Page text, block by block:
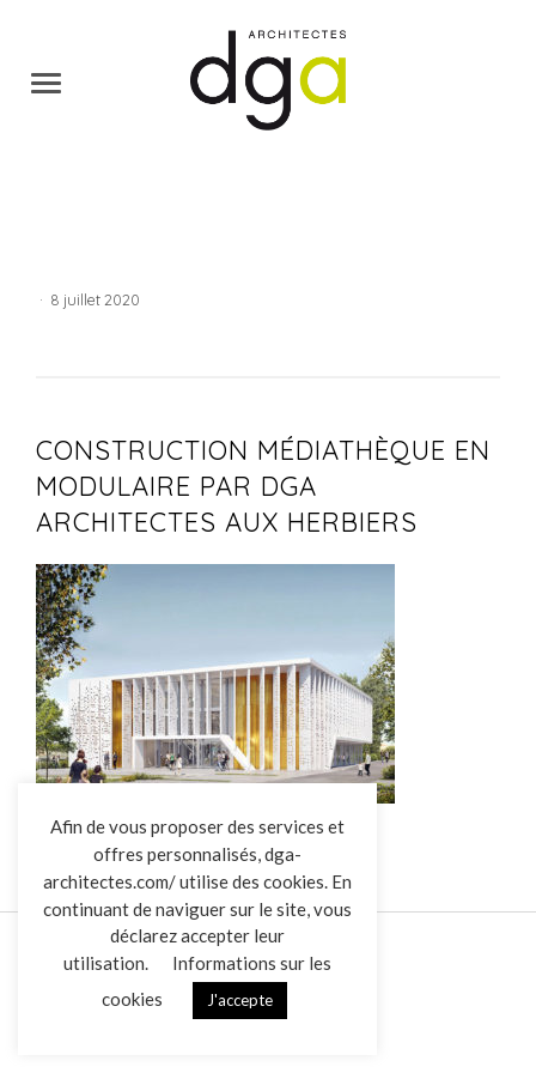
L’AGENCE
RÉALISATIONS
ACTUALITÉS
CONTACT
· 8 juillet 2020
CONSTRUCTION MÉDIATHÈQUE EN
MODULAIRE PAR DGA
ARCHITECTES AUX HERBIERS
Afin de vous proposer des services et
offres personnalisés, dga-
architectes.com/ utilise des cookies. En
continuant de naviguer sur le site, vous
déclarez accepter leur
utilisation.
Informations sur les
cookies
J'accepte